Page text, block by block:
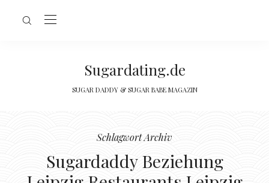
Sugardating.de
SUGAR DADDY & SUGAR BABE MAGAZIN
Schlagwort Archiv
Sugardaddy Beziehung